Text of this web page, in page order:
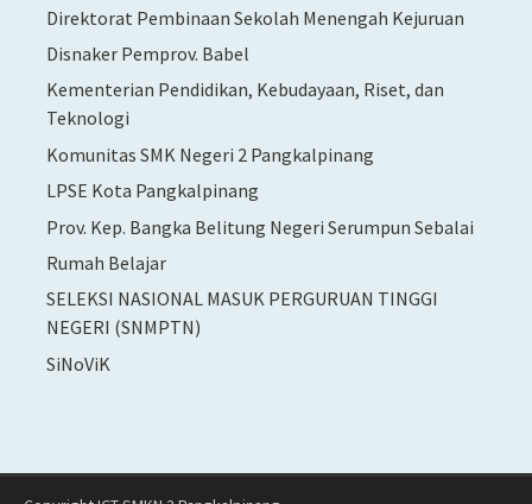
Direktorat Pembinaan Sekolah Menengah Kejuruan
Disnaker Pemprov. Babel
Kementerian Pendidikan, Kebudayaan, Riset, dan
Teknologi
Komunitas SMK Negeri 2 Pangkalpinang
LPSE Kota Pangkalpinang
Prov. Kep. Bangka Belitung Negeri Serumpun Sebalai
Rumah Belajar
SELEKSI NASIONAL MASUK PERGURUAN TINGGI
NEGERI (SNMPTN)
SiNoViK